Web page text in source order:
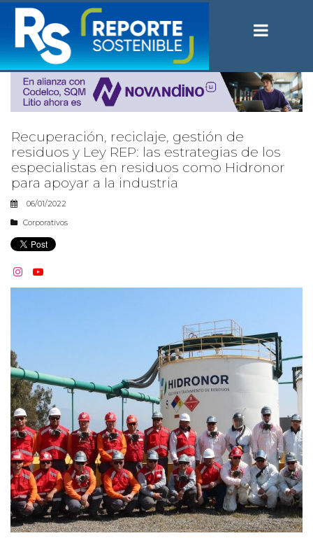
Recuperación, reciclaje, gestión de
residuos y Ley REP: las estrategias de los
especialistas en residuos como Hidronor
para apoyar a la industria
06/01/2022
Corporativos
 